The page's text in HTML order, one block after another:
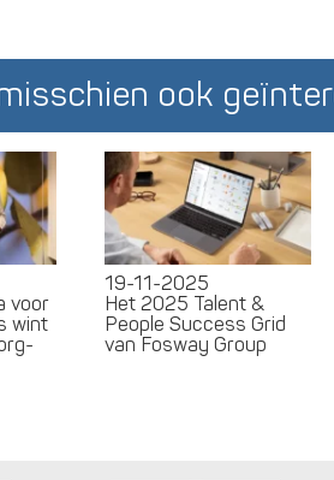
ook
voor
wint
19-11-2025
Het 2025 Talent &
People Success Grid
van Fosway Group